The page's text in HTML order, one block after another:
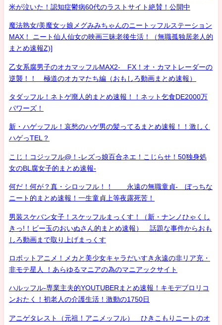
米が泣いた！認知症鬱病60代のラストサイト絶賛！公開中
魔法熟女/美魔女ッ娘メグみみちゃんのニートッフルステーション
MAX！ ニート仙人仙女の映画三昧老後生活！（無職孤独居老人的
まとめ速報Z)]
乙女系腐男子のオカマッフルMAX2- FX！オ・カマトレーダーの
逆襲！！ 極道のオカマたち編（おもしろ動画まとめ速報）
タダッフル！ネトゲ廃人的まとめ速報！！ネット乞食DE2000万
パワーズ！
新・ハゲッフル！哀愁のハゲ男の髪ってるまとめ速報！！激しく
ハゲっTEL？
こじ！コジッフル@！-レズっ娘百合ネエ！こじらせ！50独身処
女のBL腐女子的まとめ速報-
何だ！何が？真・シロッフル！！ 永遠の無職童貞- ぼっちな
ニート的まとめ速報！一生童貞上等夜露死苦！
男装スケバン女子！スケッフルまっくす！（新・ナンノひゃくし
きっ!！ビー玉のおいぬさん的まとめ速報） 話題な事件からおも
しろ動画まで取り上げまっくす
ロボットアニメ！メカと美少女キャラだいすき永遠の非リア充・
非モテ星人 ！あらゆるマニアの為のマニアックサイト
ハルッフル-専業主夫的YOUTUBERまとめ速報！キモデブロリコ
ンおたく！初老人の介護生活！激動の1750日
アニゲタレスト（元祖！アニメッフル） ひきこもりニートのオ